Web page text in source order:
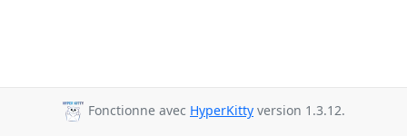
Fonctionne avec HyperKitty version 1.3.12.